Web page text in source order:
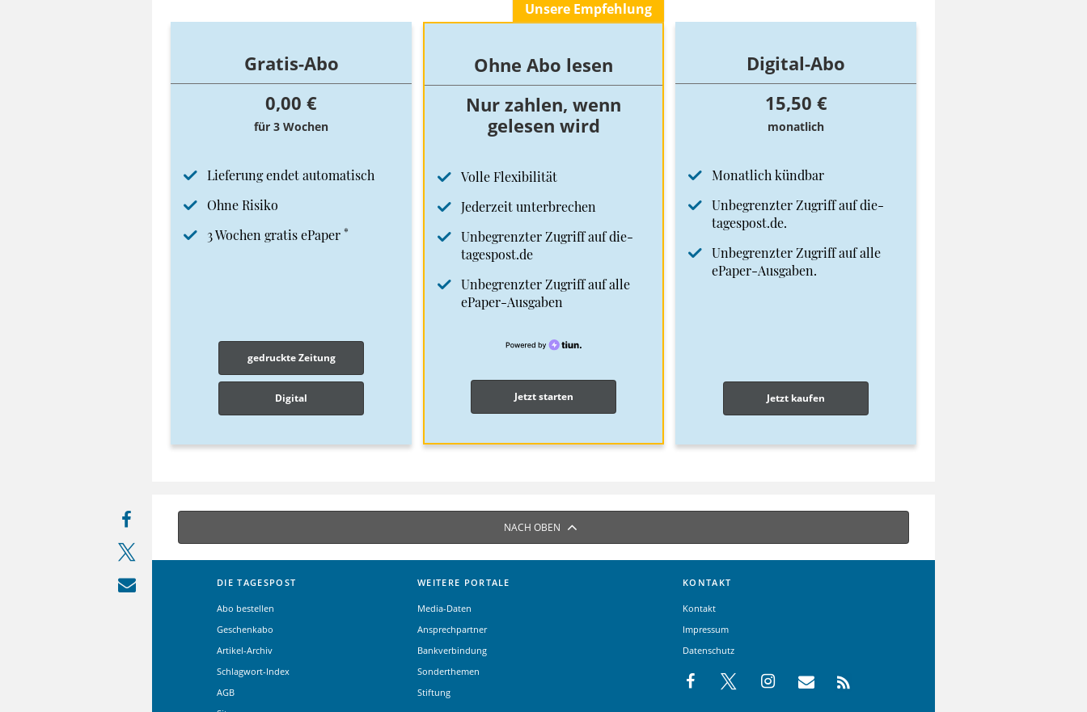
Gratis-Abo
0,00 €
für 3 Wochen
Lieferung endet automatisch
Ohne Risiko
3 Wochen gratis ePaper *
gedruckte Zeitung
Digital
Unsere Empfehlung
Ohne Abo lesen
Nur zahlen, wenn
gelesen wird
Volle Flexibilität
Jederzeit unterbrechen
Unbegrenzter Zugriff auf die-
tagespost.de
Unbegrenzter Zugriff auf alle
ePaper-Ausgaben
Jetzt starten
Digital-Abo
15,50 €
monatlich
Monatlich kündbar
Unbegrenzter Zugriff auf die-
tagespost.de.
Unbegrenzter Zugriff auf alle
ePaper-Ausgaben.
Jetzt kaufen
NACH OBEN
DIE TAGESPOST
Abo bestellen
Geschenkabo
Artikel-Archiv
Schlagwort-Index
AGB
WEITERE PORTALE
Media-Daten
Ansprechpartner
Bankverbindung
Sonderthemen
Stiftung
KONTAKT
Kontakt
Impressum
Datenschutz